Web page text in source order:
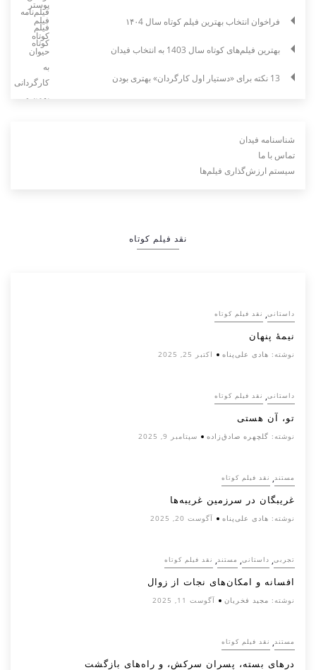
فراخوان انتخاب بهترین فیلم کوتاه سال ۱۴۰4
بهترین فیلم‌های کوتاه سال 1403 به انتخاب فیدان
13 نکته برای «دستیار اول کارگردان» بهتری بودن
شناسنامه فیدان
تماس با ما
سیستم ارزش‌گذاری فیلم‌ها
نقد فیلم کوتاه
داستانی, نقد فیلم کوتاه
نیمۀ پنهان
نوشته: هادی علی‌پناه اکتبر 25, 2025
داستانی, نقد فیلم کوتاه
تو، آن هستی
نوشته: گلچهره صادق‌زاده سپتامبر 9, 2025
مستند, نقد فیلم کوتاه
غریبگان در سرزمین غریبه‌ها
نوشته: هادی علی‌پناه آگوست 20, 2025
تجربی, داستانی, مستند, نقد فیلم کوتاه
افسانه‌ و امکان‌های نجات از زوال
نوشته: مجید فخریان آگوست 11, 2025
مستند, نقد فیلم کوتاه
درهای بسته، پسران سرکش، و راه‌های بازگشت